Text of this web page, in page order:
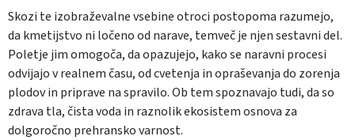
Skozi te izobraževalne vsebine otroci postopoma razumejo,
da kmetijstvo ni ločeno od narave, temveč je njen sestavni del.
Poletje jim omogoča, da opazujejo, kako se naravni procesi
odvijajo v realnem času, od cvetenja in opraševanja do zorenja
plodov in priprave na spravilo. Ob tem spoznavajo tudi, da so
zdrava tla, čista voda in raznolik ekosistem osnova za
dolgoročno prehransko varnost.